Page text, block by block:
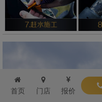
首页 门店 报价